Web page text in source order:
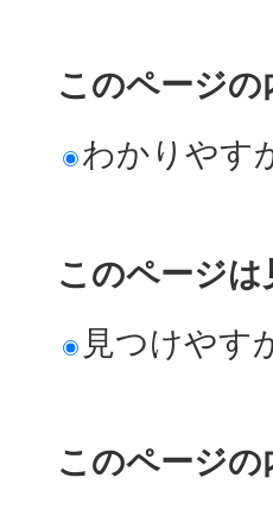
このページ
わかりやす
このページ
見つけやす
このページ